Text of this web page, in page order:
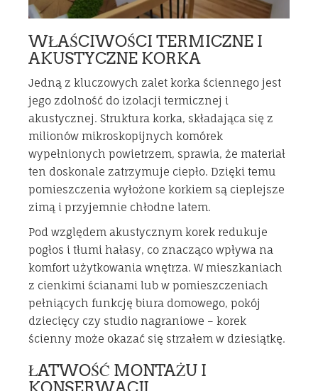
WŁAŚCIWOŚCI TERMICZNE I
AKUSTYCZNE KORKA
Jedną z kluczowych zalet korka ściennego jest
jego zdolność do izolacji termicznej i
akustycznej. Struktura korka, składająca się z
milionów mikroskopijnych komórek
wypełnionych powietrzem, sprawia, że materiał
ten doskonale zatrzymuje ciepło. Dzięki temu
pomieszczenia wyłożone korkiem są cieplejsze
zimą i przyjemnie chłodne latem.
Pod względem akustycznym korek redukuje
pogłos i tłumi hałasy, co znacząco wpływa na
komfort użytkowania wnętrza. W mieszkaniach
z cienkimi ścianami lub w pomieszczeniach
pełniących funkcję biura domowego, pokój
dziecięcy czy studio nagraniowe – korek
ścienny może okazać się strzałem w dziesiątkę.
ŁATWOŚĆ MONTAŻU I